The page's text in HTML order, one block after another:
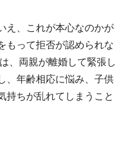
え、これが本心なのかが
もって拒否が認められな
、両親が離婚して緊張し
、年齢相応に悩み、子供
持ちが乱れてしまうこと